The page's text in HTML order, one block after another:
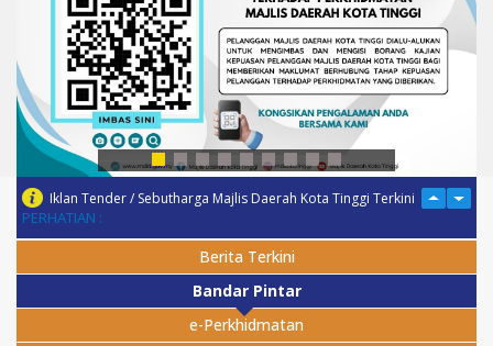
PERHATIAN :
Iklan Tender / Sebutharga Majlis Daerah Kota Tinggi Terkini
Berita Terkini
Bandar Pintar
e-Perkhidmatan